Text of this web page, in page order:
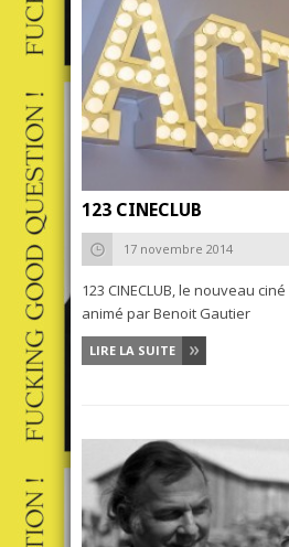
123 CINECLUB
17 novembre 2014
123 CINECLUB, le nouveau
animé par Benoit Gautier
LIRE LA SUITE